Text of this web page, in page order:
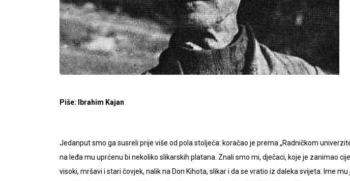
Piše: Ibrahim Kajan
Jedanput smo ga susreli prije više od pola stoljeća: koračao je prema „Radničkom
na leđa mu uprćenu bi nekoliko slikarskih platana. Znali smo mi, dječaci, koje je zanimao
visoki, mršavi i stari čovjek, nalik na Don Kihota, slikar i da se vratio iz daleka svijeta. Ime mu